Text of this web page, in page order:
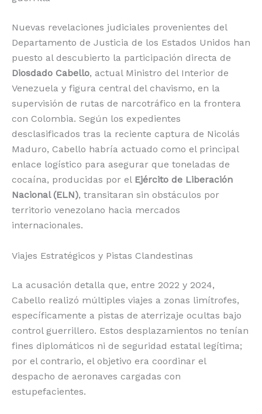
k
Nuevas revelaciones judiciales provenientes del
Departamento de Justicia de los Estados Unidos han
puesto al descubierto la participación directa de
Diosdado Cabello, actual Ministro del Interior de
Venezuela y figura central del chavismo, en la
supervisión de rutas de narcotráfico en la frontera
con Colombia. Según los expedientes
desclasificados tras la reciente captura de Nicolás
Maduro, Cabello habría actuado como el principal
enlace logístico para asegurar que toneladas de
cocaína, producidas por el Ejército de Liberación
Nacional (ELN), transitaran sin obstáculos por
territorio venezolano hacia mercados
internacionales.
Viajes Estratégicos y Pistas Clandestinas
La acusación detalla que, entre 2022 y 2024,
Cabello realizó múltiples viajes a zonas limítrofes,
específicamente a pistas de aterrizaje ocultas bajo
control guerrillero. Estos desplazamientos no tenían
fines diplomáticos ni de seguridad estatal legítima;
por el contrario, el objetivo era coordinar el
despacho de aeronaves cargadas con
estupefacientes.